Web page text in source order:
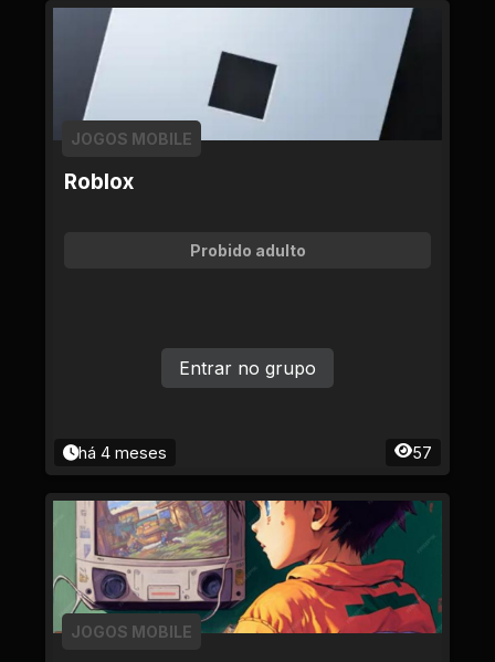
Roblox
JOGOS MOBILE
Probido adulto
há 4 meses 57
Entrar no grupo
JOGOS MOBILE